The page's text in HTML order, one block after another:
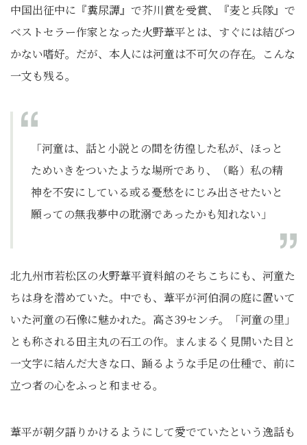
中国出征中に『糞尿譚』で芥川賞を受賞、『麦と兵隊』で
ベストセラー作家となった火野葦平とは、すぐには結びつ
かない嗜好。だが、本人には河童は不可欠の存在。こんな
一文も残る。
「河童は、話と小説との間を彷徨した私が、ほっと
ためいきをついたような場所であり、（略）私の精
神を不安にしている或る憂愁をにじみ出させたいと
願っての無我夢中の耽溺であったかも知れない」
北九州市若松区の火野葦平資料館のそちこちにも、河童た
ちは身を潜めていた。中でも、葦平が河伯洞の庭に置いて
いた河童の石像に魅かれた。高さ39センチ。「河童の里」
とも称される田主丸の石工の作。まんまるく見開いた目と
一文字に結んだ大きな口、踊るような手足の仕種で、前に
立つ者の心をふっと和ませる。
葦平が朝夕語りかけるようにして愛でていたという逸話も